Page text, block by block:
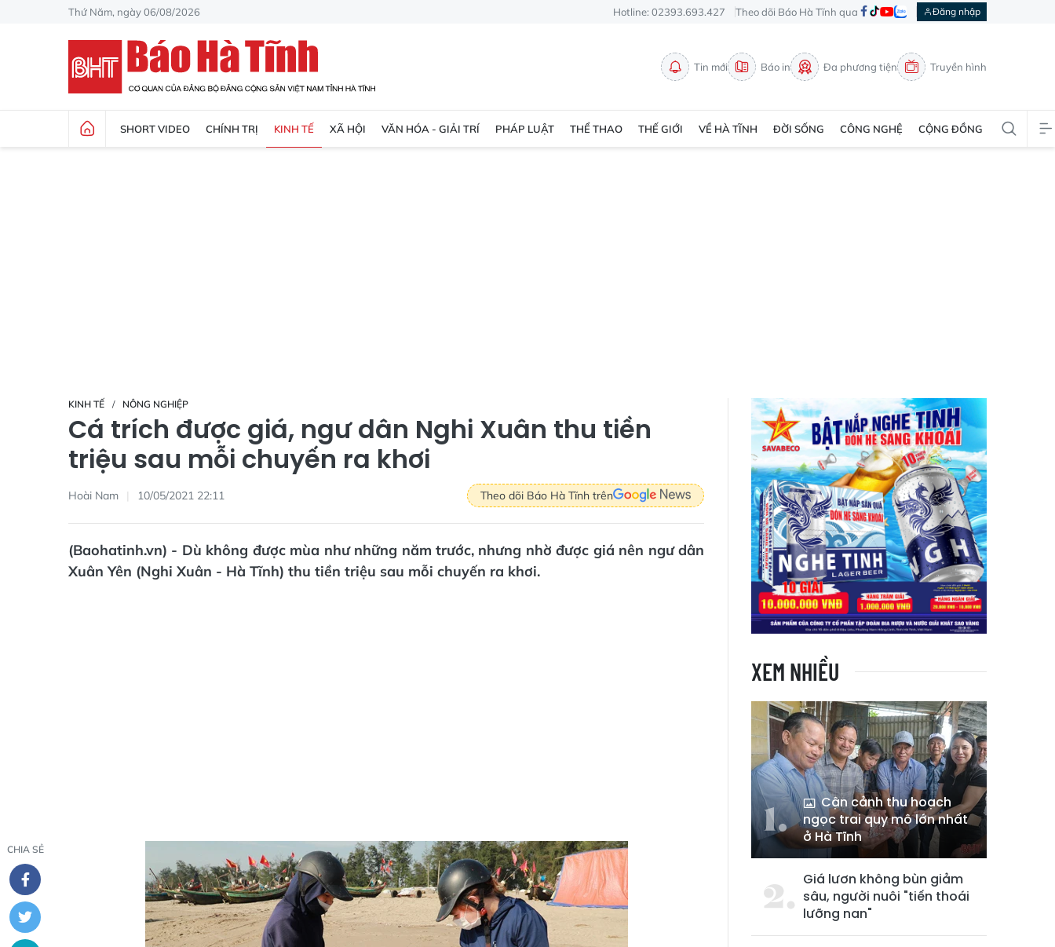
Thứ Năm, ngày 06/08/2026 Hotline: 02393.693.427 Theo dõi Báo Hà Tĩnh qua Đăng nhập
Tin mới Báo in Đa phương tiện Truyền hình
SHORT VIDEO CHÍNH TRỊ KINH TẾ XÃ HỘI VĂN HÓA - GIẢI TRÍ PHÁP LUẬT THỂ THAO THẾ GIỚI VỀ HÀ TĨNH ĐỜI SỐNG CÔNG NGHỆ CỘNG ĐỒNG
KINH TẾ NÔNG NGHIỆP
Cá trích được giá, ngư dân Nghi Xuân thu tiền
triệu sau mỗi chuyến ra khơi
Hoài Nam 10/05/2021 22:11 Theo dõi Báo Hà Tĩnh trên
(Baohatinh.vn) - Dù không được mùa như những năm trước, nhưng nhờ được giá nên ngư dân
Xuân Yên (Nghi Xuân - Hà Tĩnh) thu tiền triệu sau mỗi chuyến ra khơi.
CHIA SẺ
XEM NHIỀU
Cận cảnh thu hoạch
ngọc trai quy mô lớn nhất
ở Hà Tĩnh
Giá lươn không bùn giảm
sâu, người nuôi "tiến thoái
lưỡng nan"